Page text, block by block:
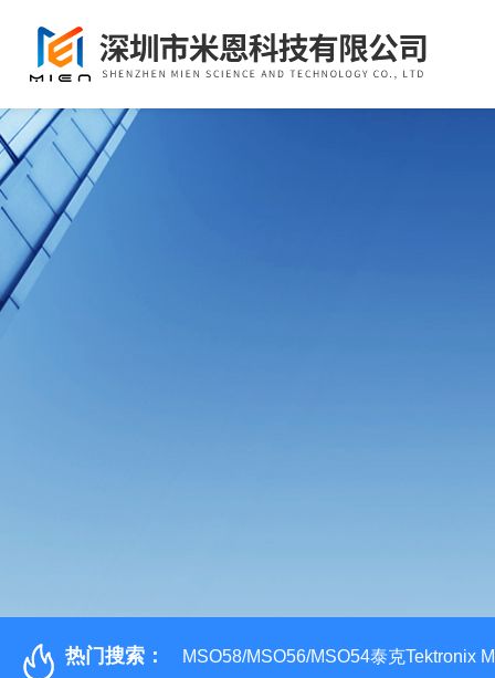
热门搜索： MSO58/MSO56/MSO54泰克Tektronix